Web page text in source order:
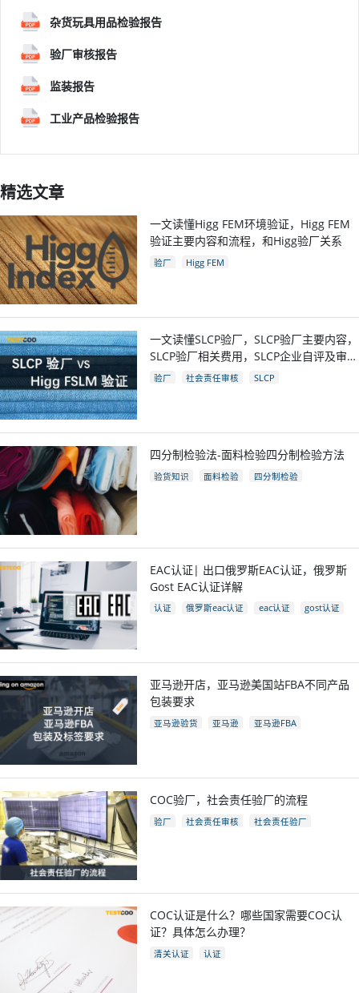
杂货玩具用品检验报告
验厂审核报告
监装报告
工业产品检验报告
精选文章
一文读懂Higg FEM环境验证，Higg FEM
验证主要内容和流程，和Higg验厂关系
验厂 Higg FEM
一文读懂SLCP验厂，SLCP验厂主要内容，
SLCP验厂相关费用，SLCP企业自评及审核
流程
验厂 社会责任审核 SLCP
四分制检验法-面料检验四分制检验方法
验货知识 面料检验 四分制检验
EAC认证| 出口俄罗斯EAC认证，俄罗斯
Gost EAC认证详解
认证 俄罗斯eac认证 eac认证
gost认证
亚马逊开店，亚马逊美国站FBA不同产品
包装要求
亚马逊验货 亚马逊
亚马逊FBA
COC验厂，社会责任验厂的流程
验厂 社会责任审核
社会责任验厂
COC认证是什么？哪些国家需要COC认
证？具体怎么办理？
清关认证 认证